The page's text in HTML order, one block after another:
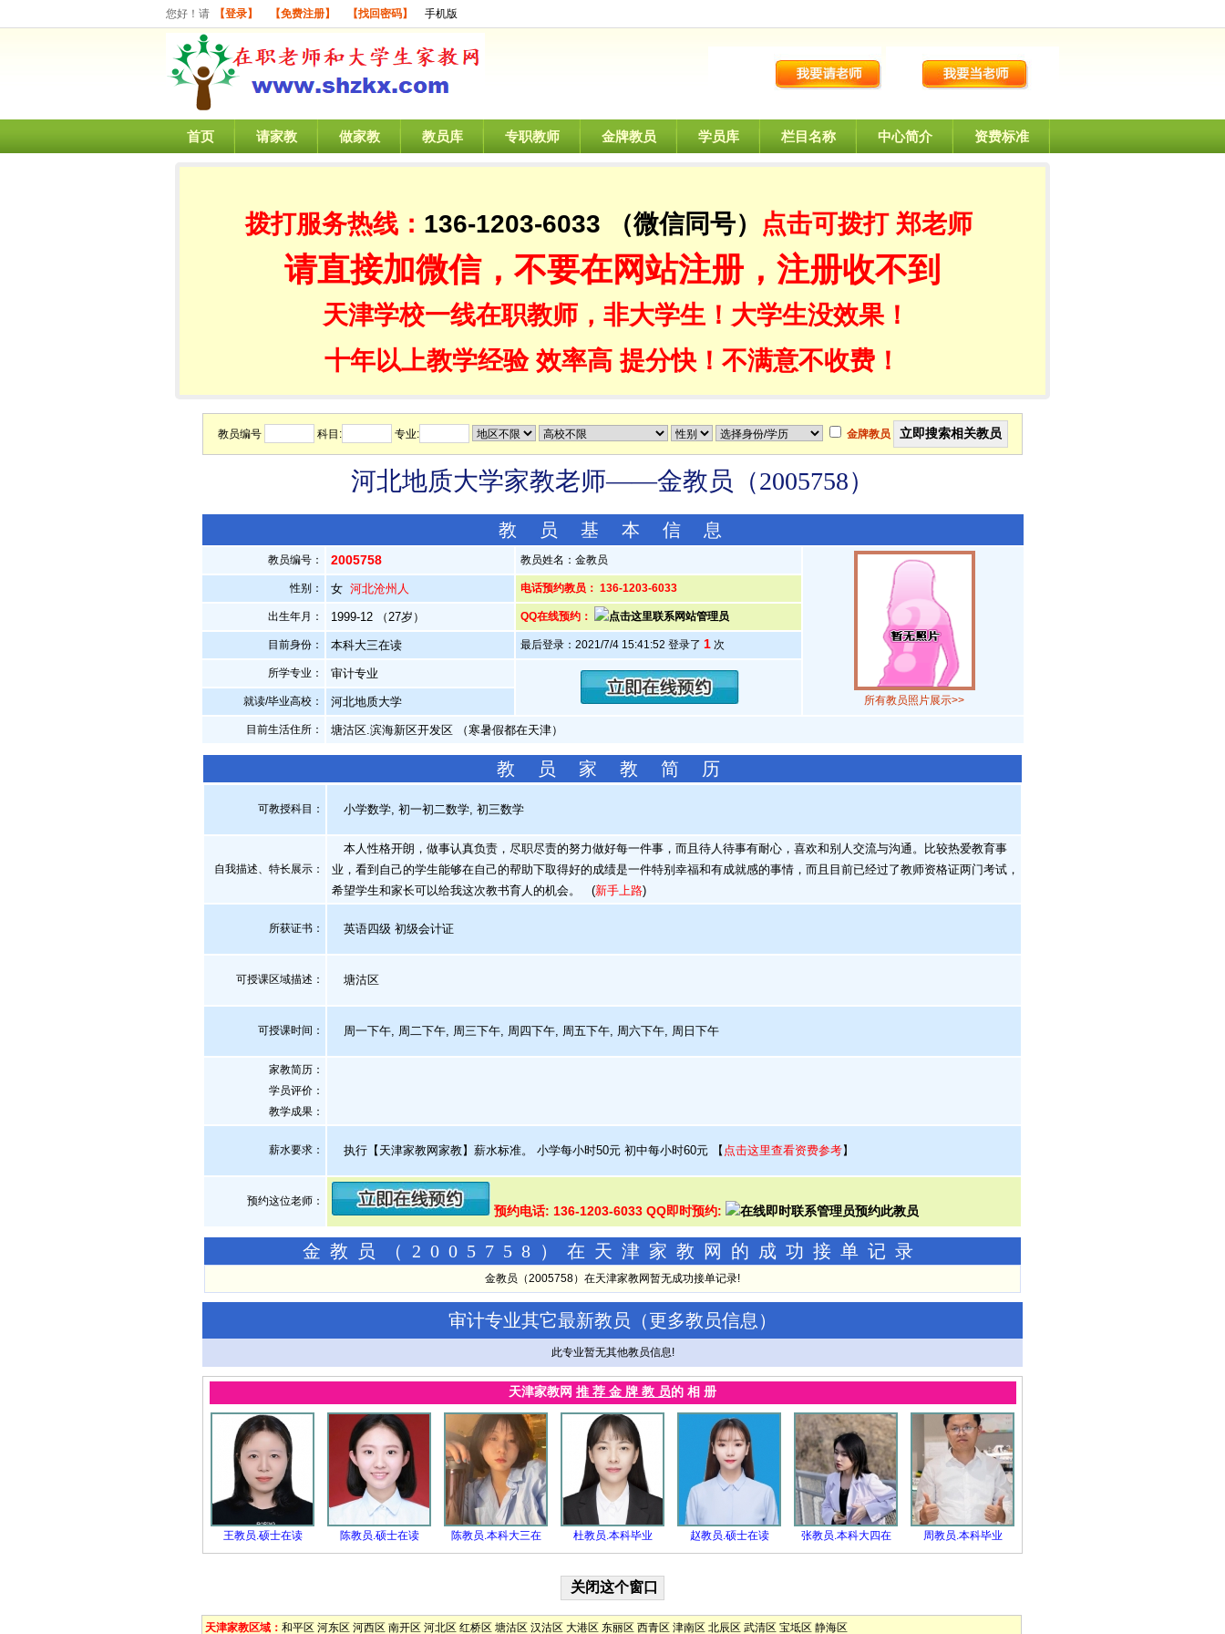
您好！请 【登录】 【免费注册】 【找回密码】 手机版
首页 请家教 做家教 教员库 专职教师 金牌教员 学员库 栏目名称 中心简介 资费标准
拨打服务热线： 136-1203-6033 （微信同号） 点击可拨打 郑老师
请直接加微信，不要在网站注册，注册收不到
天津学校一线在职教师，非大学生！大学生没效果！
十年以上教学经验 效率高 提分快！不满意不收费！
教员编号 科目: 专业: 金牌教员
河北地质大学家教老师——金教员（2005758）
教 员 基 本 信 息
教员编号： 2005758 教员姓名：金教员
所有教员照片展示>>
性别： 女 河北沧州人 电话预约教员： 136-1203-6033
出生年月： 1999-12 （27岁） QQ在线预约：
目前身份： 本科大三在读 最后登录：2021/7/4 15:41:52 登录了 1次
所学专业： 审计专业
就读/毕业高校： 河北地质大学
目前生活住所： 塘沽区.滨海新区开发区 （寒暑假都在天津）
教 员 家 教 简 历
可教授科目： 小学数学, 初一初二数学, 初三数学
自我描述、特长展示 ：
本人性格开朗，做事认真负责，尽职尽责的努力做好每一件事，而且待人待事有耐心，喜欢和别人交流与沟通。比较热爱教育事
业，看到自己的学生能够在自己的帮助下取得好的成绩是一件特别幸福和有成就感的事情，而且目前已经过了教师资格证两门考试，
希望学生和家长可以给我这次教书育人的机会。
(新手上路)
所获证书 ： 英语四级 初级会计证
可授课区域描述： 塘沽区
可授课时间： 周一下午, 周二下午, 周三下午, 周四下午, 周五下午, 周六下午, 周日下午
家教简历：
学员评价：
教学成果：
薪水要求： 执行【天津家教网家教】薪水标准。 小学每小时50元 初中每小时60元 【 点击这里查看资费参考】
预约这位老师：
预约电话: 136-1203-6033 QQ即时预约:
金教员（2005758）在天津家教网的成功接单记录
金教员（2005758）在天津家教网暂无成功接单记录!
审计专业其它最新教员（更多教员信息 ）
此专业暂无其他教员信息!
天津家教网 推 荐 金 牌 教 员的 相 册
王教员.硕士在读 陈教员.硕士在读 陈教员.本科大三在 杜教员.本科毕业 赵教员.硕士在读 张教员.本科大四在 周教员.本科毕业
天津家教区域： 和平区 河东区 河西区 南开区 河北区 红桥区 塘沽区 汉沽区 大港区 东丽区 西青区 津南区 北辰区 武清区 宝坻区 静海区